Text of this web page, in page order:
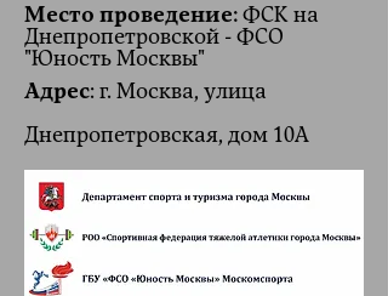
Место проведение:ФСК на
Днепропетровской - ФСО
"Юность Москвы"
Адрес: г. Москва, улица
Днепропетровская, дом 10А